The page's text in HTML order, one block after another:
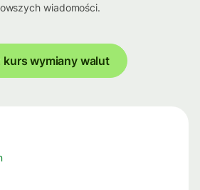
wiadomości.
kurs wymiany walut